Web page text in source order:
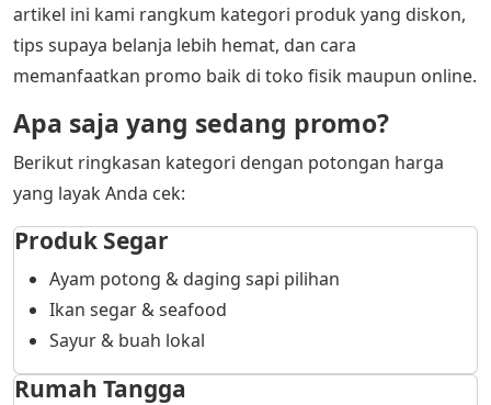
artikel ini kami rangkum kategori produk yang diskon,
tips supaya belanja lebih hemat, dan cara
memanfaatkan promo baik di toko fisik maupun online.
Apa saja yang sedang promo?
Berikut ringkasan kategori dengan potongan harga
yang layak Anda cek:
Produk Segar
Ayam potong & daging sapi pilihan
Ikan segar & seafood
Sayur & buah lokal
Rumah Tangga